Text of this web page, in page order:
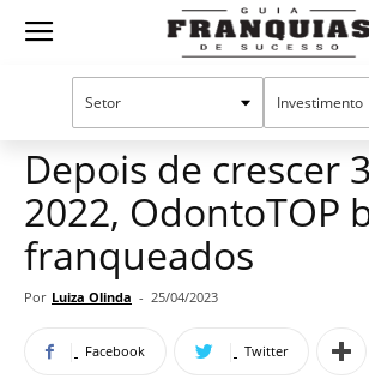
Guia
Mercado de franquias
Depois de crescer
2022, OdontoTOP
franqueados
Por Luiza Olinda - 25/04/2023
Facebook Twitter